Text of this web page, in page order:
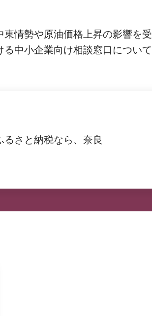
東情勢や原油価格上昇の影響を受
る中小企業向け相談窓口について
るさと納税なら、奈良